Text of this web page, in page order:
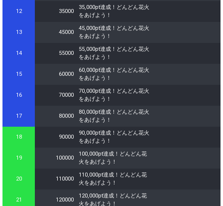
ランキング1位を目指そう！
Gifting
Throw gifts to the stage and join
the live performance.
First, try throwing free Stars
(once a day)! You can also charge
Show Gold to purchase gifts
continue to send gifts to the
performer(s), the performer's
popularity ranking and your
ranking go up.
To cheer on performers, you can
send them gifts.
To send performers paid items,
you must use Show Gold.
Comments
You can post comments. Please
refrain from posting comments
other users.
Close
12 35000
35,000pt達成！どんどん花火
をあげよう！
13 45000
45,000pt達成！どんどん花火
をあげよう！
14 55000
55,000pt達成！どんどん花火
をあげよう！
15 60000
60,000pt達成！どんどん花火
をあげよう！
16 70000
70,000pt達成！どんどん花火
をあげよう！
17 80000
80,000pt達成！どんどん花火
をあげよう！
18 90000
90,000pt達成！どんどん花火
をあげよう！
19 100000
100,000pt達成！どんどん花
火をあげよう！
20 110000
110,000pt達成！どんどん花
火をあげよう！
21 120000
120,000pt達成！どんどん花
火をあげよう！